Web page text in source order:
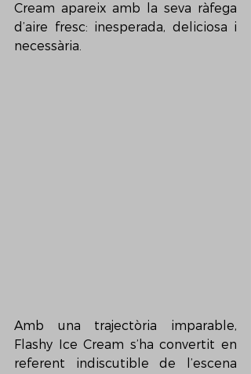
Cream apareix amb la seva ràfega
d’aire fresc: inesperada, deliciosa i
necessària.
Amb una trajectòria imparable,
Flashy Ice Cream s’ha convertit en
referent indiscutible de l’escena